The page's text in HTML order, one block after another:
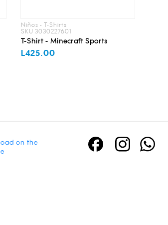
Niños • T-Shirts
SKU 3030227601
T-Shirt - Minecraft Sports
L425.00